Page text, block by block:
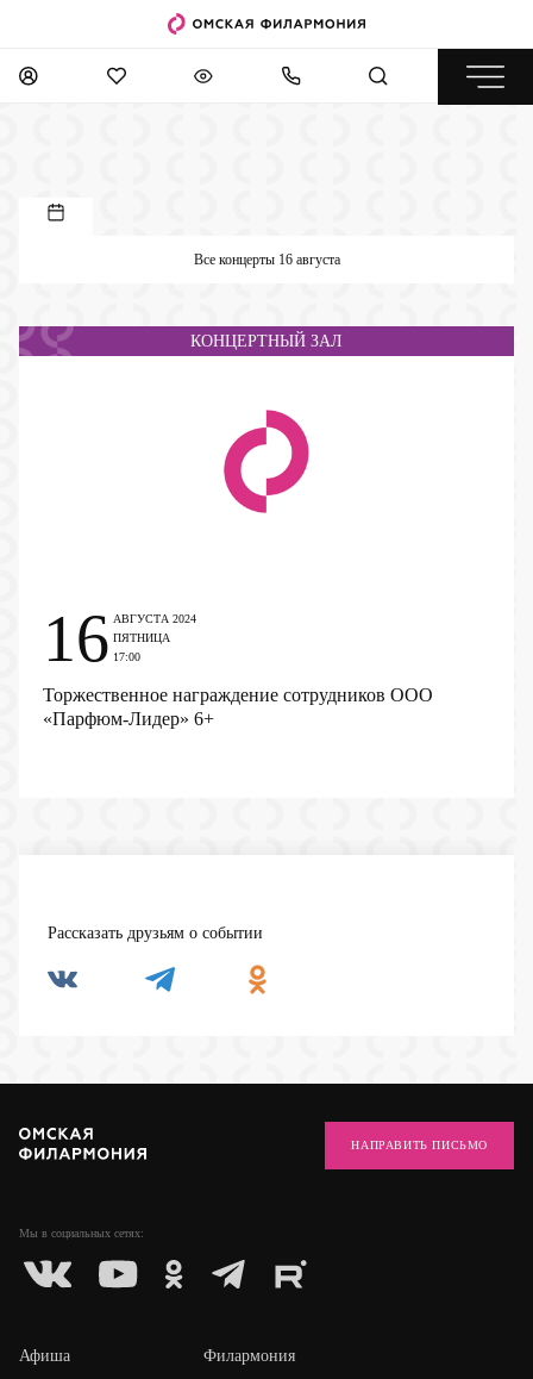
Все концерты 16 августа
КОНЦЕРТНЫЙ ЗАЛ
Торжественное награждение сотрудников ООО
«Парфюм-Лидер» 6+
16 АВГУСТА 2024
ПЯТНИЦА
17:00
Рассказать друзьям о событии
Мы в социальных сетях:
НАПРАВИТЬ ПИСЬМО
Афиша Филармония